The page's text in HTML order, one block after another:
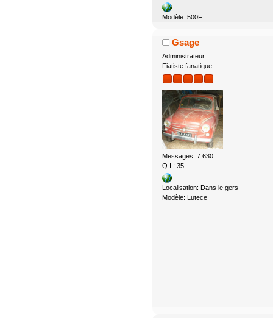
Modèle: 500F
Gsage
Administrateur
Fiatiste fanatique
Messages: 7.630
Q.I.: 35
Localisation: Dans le gers
Modèle: Lutece